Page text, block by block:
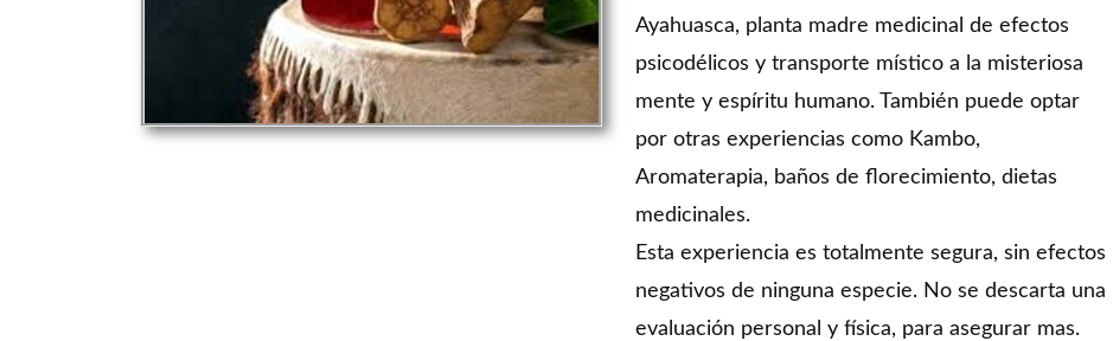
Ayahuasca, planta madre medicinal de efectos
psicodélicos y transporte místico a la misteriosa
mente y espíritu humano. También puede optar
por otras experiencias como Kambo,
Aromaterapia, baños de florecimiento, dietas
medicinales.
Esta experiencia es totalmente segura, sin efectos
negativos de ninguna especie. No se descarta una
evaluación personal y física, para asegurar mas.